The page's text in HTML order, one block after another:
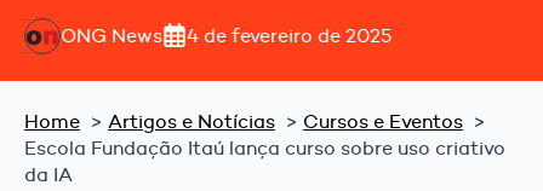
ONG News 4 de fevereiro de 2025
Home Artigos e Notícias
Cursos e Eventos
Escola Fundação Itaú lança curso sobre uso criativo
da IA